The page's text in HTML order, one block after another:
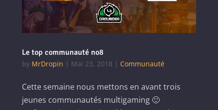
Le top communauté no8
by MrDropin | Mai 23, 2018 | Communauté
Cette semaine nous mettons en avant trois
jeunes communautés multigaming 🙂